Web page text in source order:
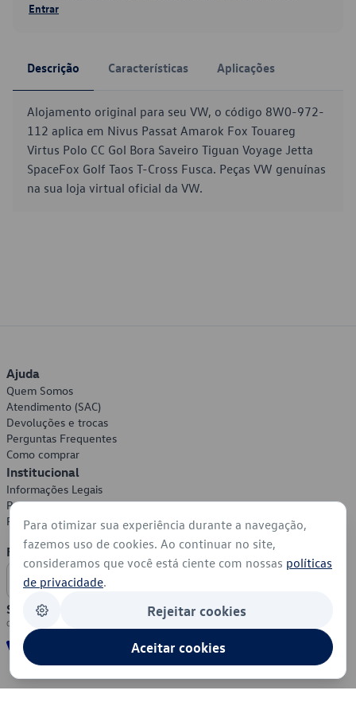
Entrar
Descrição Características Aplicações
Alojamento original para seu VW, o código 8W0-972-
112 aplica em Nivus Passat Amarok Fox Touareg
Virtus Polo CC Gol Bora Saveiro Tiguan Voyage Jetta
SpaceFox Golf Taos T-Cross Fusca. Peças VW genuínas
na sua loja virtual oficial da VW.
Ajuda
Quem Somos
Atendimento (SAC)
Devoluções e trocas
Perguntas Frequentes
Como comprar
Institucional
Informações Legais
Política de Privacidade
Política de Cookies
Formas de Pagamento
Segurança
Para otimizar sua experiência durante a navegação,
fazemos uso de cookies. Ao continuar no site,
consideramos que você está ciente com nossas políticas
de privacidade.
Rejeitar cookies
Aceitar cookies